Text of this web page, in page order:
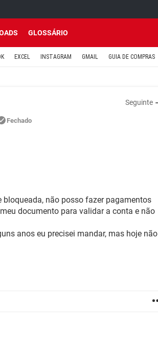
GLOSSÁRIO
EXCEL INSTAGRAM GMAIL GUIA DE COMPRAS
Seguinte
Fechado
não posso fazer pagamentos
documento para validar a conta e não
anos eu precisei mandar, mas hoje não